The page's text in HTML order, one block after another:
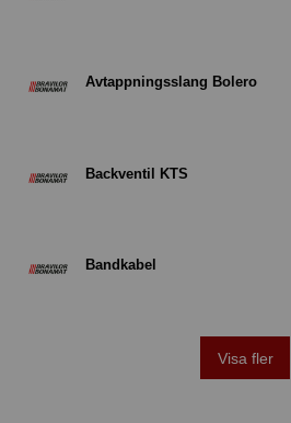
Avtappningsslang Bolero
Backventil KTS
Bandkabel
Visa fler